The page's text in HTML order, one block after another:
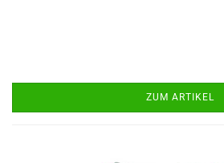
ZUM ARTIKEL